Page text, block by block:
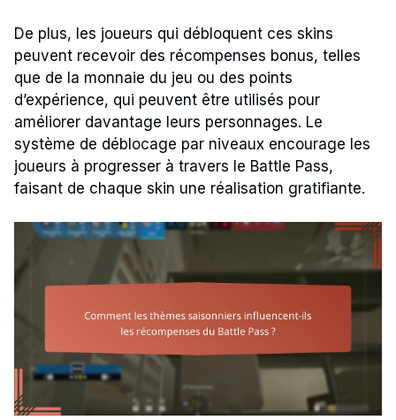
De plus, les joueurs qui débloquent ces skins
peuvent recevoir des récompenses bonus, telles
que de la monnaie du jeu ou des points
d’expérience, qui peuvent être utilisés pour
améliorer davantage leurs personnages. Le
système de déblocage par niveaux encourage les
joueurs à progresser à travers le Battle Pass,
faisant de chaque skin une réalisation gratifiante.